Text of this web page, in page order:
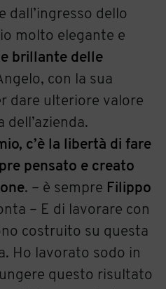
dall’ingresso dello
molto elegante e
brillante delle
con la sua
dare ulteriore valore
c’è la libertà di fare
pensato e creato
. – è sempre Filippo
– E di lavorare con
costruito su questa
Ho lavorato sodo in
questo risultato